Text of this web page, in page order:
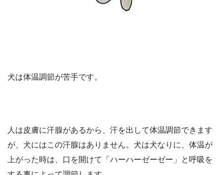
犬は体温調節が苦手です。
人は皮膚に汗腺があるから、汗を出して体温調節できます
が、犬にはこの汗腺はありません。犬は犬なりに、体温が
上がった時は、口を開けて「ハーハーゼーゼー」と呼吸を